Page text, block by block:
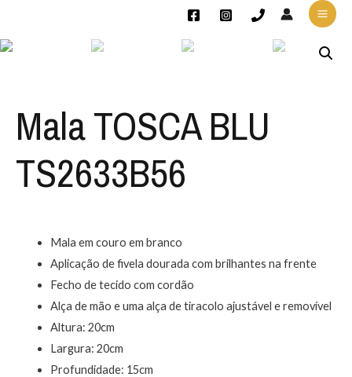
Mala TOSCA BLU
TS2633B56
Mala em couro em branco
Aplicação de fivela dourada com brilhantes na frente
Fecho de tecido com cordão
Alça de mão e uma alça de tiracolo ajustável e removível
Altura: 20cm
Largura: 20cm
Profundidade: 15cm